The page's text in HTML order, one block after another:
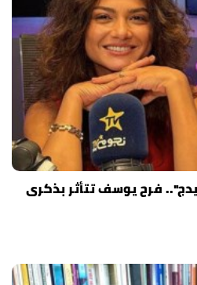
فرح يوسف تتأثر بذكرى